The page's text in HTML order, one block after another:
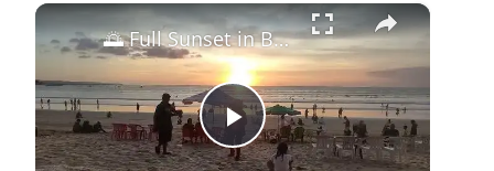
Play Unmute Fullscreen ×
P
🌅 Full Sunset in Bali — Golden Hour on Kuta Beach 🇮🇩🌴